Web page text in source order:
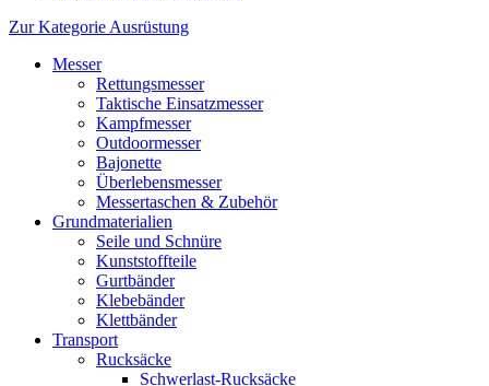
Zur Kategorie Ausrüstung
Messer
Rettungsmesser
Taktische Einsatzmesser
Kampfmesser
Outdoormesser
Bajonette
Überlebensmesser
Messertaschen & Zubehör
Grundmaterialien
Seile und Schnüre
Kunststoffteile
Gurtbänder
Klebebänder
Klettbänder
Transport
Rucksäcke
Schwerlast-Rucksäcke